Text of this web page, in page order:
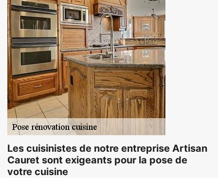
Les cuisinistes de notre entreprise Artisan
Cauret sont exigeants pour la pose de
votre cuisine